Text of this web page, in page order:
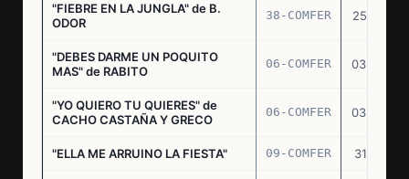
"FIEBRE EN LA JUNGLA" de B.
ODOR
38-COMFER 25.10.73
"DEBES DARME UN POQUITO
MAS" de RABITO
06-COMFER 03.05.74
"YO QUIERO TU QUIERES" de
CACHO CASTAÑA Y GRECO
06-COMFER 03.05.74
"ELLA ME ARRUINO LA FIESTA" 09-COMFER 31.07.74